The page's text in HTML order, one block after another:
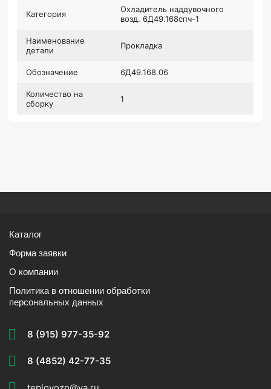
Категория
Охладитель наддувочного
возд. 6Д49.168спч-1
Наименование
детали
Прокладка
Обозначение 6Д49.168.06
Количество на
сборку
1
Каталог
Форма заявки
О компании
Политика в отношении обработки
персональных данных
8 (915) 977-35-92
8 (4852) 42-77-35